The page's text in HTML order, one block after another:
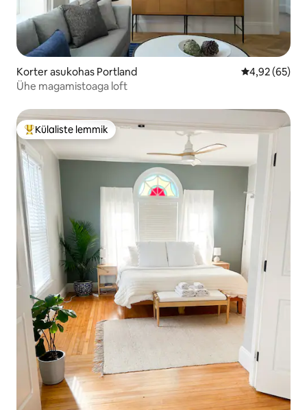
Korter asukohas Portland Keskmine
4,92 (65)
Ühe magamistoaga loft
Külaliste suur lemmik
Külaliste lemmik